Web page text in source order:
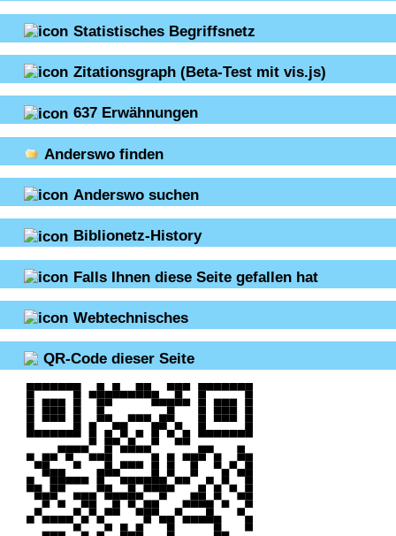
Statistisches Begriffsnetz
Zitationsgraph (Beta-Test mit vis.js)
637 Erwähnungen
Anderswo finden
Anderswo suchen
Biblionetz-History
Falls Ihnen diese Seite gefallen hat
Webtechnisches
QR-Code dieser Seite